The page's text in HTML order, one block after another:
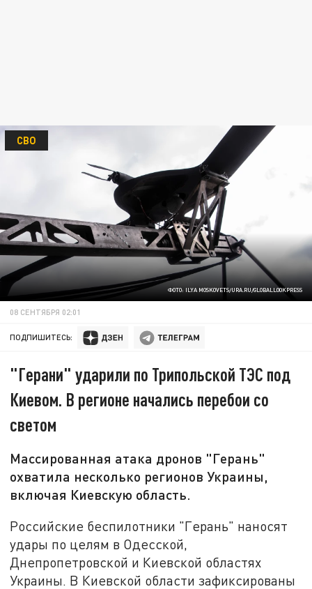
ФОТО: ILYA MOSKOVETS/URA.RU/GLOBALLOOKPRESS
СВО
08 СЕНТЯБРЯ 02:01
ПОДПИШИТЕСЬ:
"Герани" ударили по Трипольской ТЭС под
Киевом. В регионе начались перебои со
светом
Массированная атака дронов "Герань"
охватила несколько регионов Украины,
включая Киевскую область.
Российские беспилотники "Герань" наносят
удары по целям в Одесской,
Днепропетровской и Киевской областях
Украины. В Киевской области зафиксированы